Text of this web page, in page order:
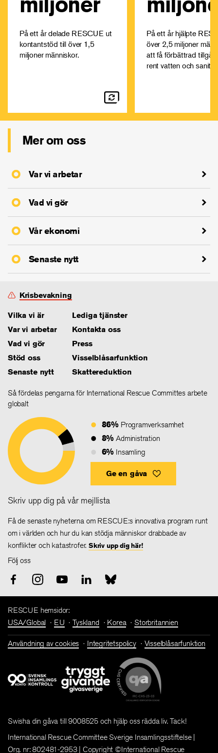
På ett år delade RESCUE ut
kontantstöd till över 1,5
miljoner människor.
Allt om kontantstöd
På ett år hjälpte
över 2,5 miljoner
att få förbättrad
rent vatten och
tas för givet.
världen ser dock
Läs mer om
Mer om oss
Var vi arbetar
Vad vi gör
Vår ekonomi
Senaste nytt
Krisbevakning
Vilka vi är
Var vi arbetar
Vad vi gör
Stöd oss
Senaste nytt
Lediga tjänster
Kontakta oss
Press
Visselblåsarfunktion
Skattereduktion
Så fördelas pengarna för International Rescue Committes arbete
globalt
86% Programverksamhet
8% Administration
6% Insamling
Ge en gåva
Skriv upp dig på vår mejllista
Få de senaste nyheterna om RESCUE:s innovativa program runt
om i världen och hur du kan stödja människor drabbade av
konflikter och katastrofer. Skriv upp dig här!
Följ oss
RESCUE hemsidor:
USA/Global
EU Tyskland Korea Storbritannien
Användning av cookies Integritetspolicy Visselblåsarfunktion
Swisha din gåva till 9008525 och hjälp oss rädda liv. Tack!
International Rescue Committee Sverige Insamlingsstiftelse |
Org. nr: 802481-2953 | Copyright ©International Rescue